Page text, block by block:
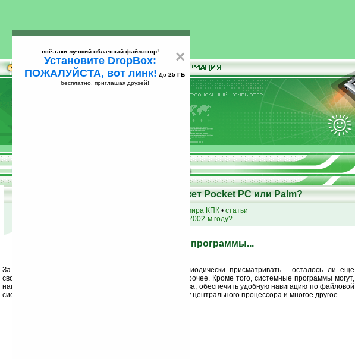
25
Возможности КПК - Что может Pocket PC или Palm?
новости мира КПК • статьи
кпк в 2002-м году?
Системные программы...
За КПК, как и за старшим братом (ПК) нужно периодически присматривать - осталось ли еще
свободной памяти, каков уровень заряда батарей и прочее. Кроме того, системные программы могут,
например, произвести полную русификацию устройства, обеспечить удобную навигацию по файловой
системе, принудительно повышать и понижать частоту центрального процессора и многое другое.
×
всё-таки лучший облачный файл-стор!
Установите DropBox:
ПОЖАЛУЙСТА, вот линк! До 25 ГБ
бесплатно, приглашая друзей!